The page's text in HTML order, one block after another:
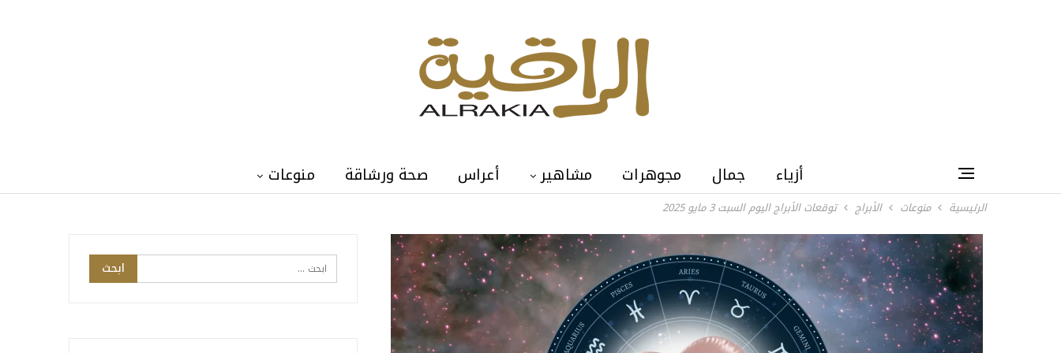
أزياء جمال مجوهرات مشاهير أعراس صحة ورشاقة منوعات
الرئيسية منوعات الأبراج توقعات الأبراج اليوم السبت 3 مايو 2025